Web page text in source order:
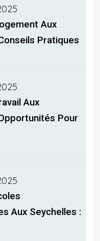
Aux
Pratiques
Aux
Pour
Aux Seychelles :